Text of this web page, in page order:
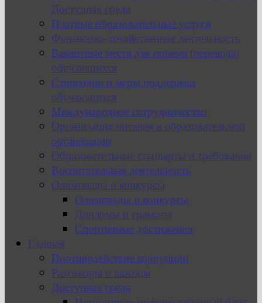
Доступная среда
Платные образовательные услуги
Финансово-хозяйственная деятельность
Вакантные места для приема (перевода)
обучающихся
Стипендии и меры поддержки
обучающихся
Международное сотрудничество
Организация питания в образовательной
организации
Образовательные стандарты и требования
Воспитательная деятельность
Олимпиады и конкурсы
Олимпиады и конкурсы
Дипломы и грамоты
Спортивные достижения
Главная
Противодействие коррупции
Разговоры о важном
Доступная среда